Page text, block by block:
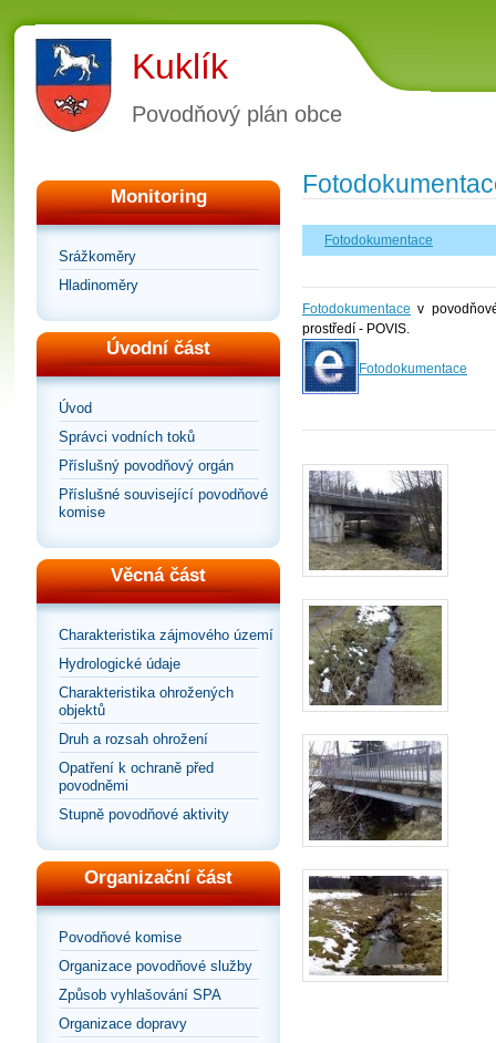
Kuklík
Povodňový plán obce
Monitoring
Srážkoměry
Hladinoměry
Úvodní část
Úvod
Správci vodních toků
Příslušný povodňový orgán
Příslušné související povodňové
komise
Věcná část
Charakteristika zájmového území
Hydrologické údaje
Charakteristika ohrožených
objektů
Druh a rozsah ohrožení
Opatření k ochraně před
povodněmi
Stupně povodňové aktivity
Organizační část
Povodňové komise
Organizace povodňové služby
Způsob vyhlašování SPA
Organizace dopravy
Fotodokumentace
Fotodokumentace v
prostředí - POVIS.
Fotodokumentace